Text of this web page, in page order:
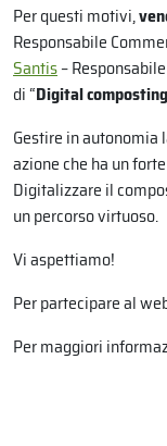
Per questi motivi,
Responsabile
Santis–
di “Digital
Gestire in autonomia
azione che ha un
Digitalizzare il
un percorso virtuoso.
Vi aspettiamo!
Per partecipare al
Per maggiori